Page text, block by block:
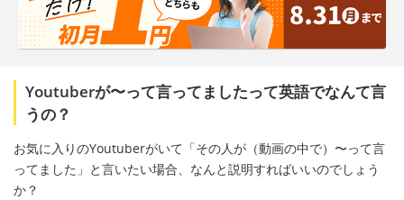
Youtuberが〜って言ってましたって英語でなんて言
うの？
お気に入りのYoutuberがいて「その人が（動画の中で）〜って言
ってました」と言いたい場合、なんと説明すればいいのでしょう
か？